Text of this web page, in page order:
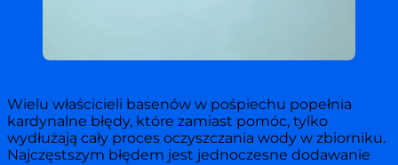
Wielu właścicieli basenów w pośpiechu popełnia
kardynalne błędy, które zamiast pomóc, tylko
wydłużają cały proces oczyszczania wody w zbiorniku.
Najczęstszym błędem jest jednoczesne dodawanie